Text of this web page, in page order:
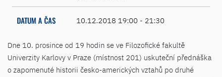
DATUM A ČAS 10.12.2018 19:00 - 21:30
Dne 10. prosince od 19 hodin se ve Filozofické fakultě
Univerzity Karlovy v Praze (místnost 201) uskuteční přednáška
o zapomenuté historii česko-amerických vztahů po druhé